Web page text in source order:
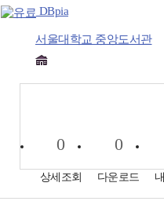
DBpia
서울대학교 중앙도서관
0
상세조회
0
다운로드